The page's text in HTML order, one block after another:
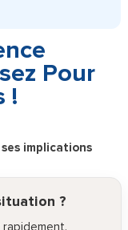
Pour
!
implications
?